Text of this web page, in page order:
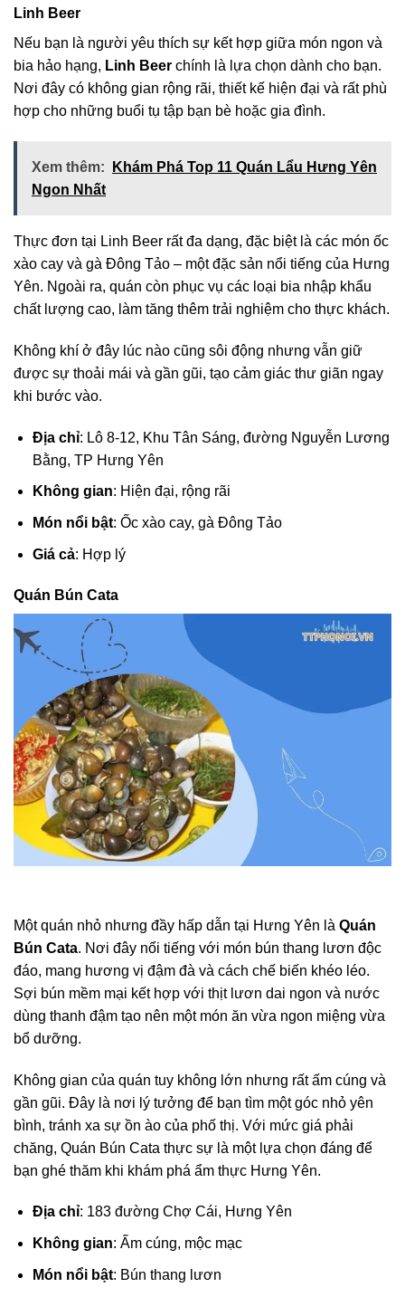
Linh Beer
Nếu bạn là người yêu thích sự kết hợp giữa món ngon và
bia hảo hạng, Linh Beer chính là lựa chọn dành cho bạn.
Nơi đây có không gian rộng rãi, thiết kế hiện đại và rất phù
hợp cho những buổi tụ tập bạn bè hoặc gia đình.
Xem thêm:
Khám Phá Top 11 Quán Lẩu Hưng Yên
Ngon Nhất
Thực đơn tại Linh Beer rất đa dạng, đặc biệt là các món ốc
xào cay và gà Đông Tảo – một đặc sản nổi tiếng của Hưng
Yên. Ngoài ra, quán còn phục vụ các loại bia nhập khẩu
chất lượng cao, làm tăng thêm trải nghiệm cho thực khách.
Không khí ở đây lúc nào cũng sôi động nhưng vẫn giữ
được sự thoải mái và gần gũi, tạo cảm giác thư giãn ngay
khi bước vào.
Địa chỉ: Lô 8-12, Khu Tân Sáng, đường Nguyễn Lương
Bằng, TP Hưng Yên
Không gian: Hiện đại, rộng rãi
Món nổi bật: Ốc xào cay, gà Đông Tảo
Giá cả: Hợp lý
Quán Bún Cata
Một quán nhỏ nhưng đầy hấp dẫn tại Hưng Yên là Quán
Bún Cata. Nơi đây nổi tiếng với món bún thang lươn độc
đáo, mang hương vị đậm đà và cách chế biến khéo léo.
Sợi bún mềm mại kết hợp với thịt lươn dai ngon và nước
dùng thanh đậm tạo nên một món ăn vừa ngon miệng vừa
bổ dưỡng.
Không gian của quán tuy không lớn nhưng rất ấm cúng và
gần gũi. Đây là nơi lý tưởng để bạn tìm một góc nhỏ yên
bình, tránh xa sự ồn ào của phố thị. Với mức giá phải
chăng, Quán Bún Cata thực sự là một lựa chọn đáng để
bạn ghé thăm khi khám phá ẩm thực Hưng Yên.
Địa chỉ: 183 đường Chợ Cái, Hưng Yên
Không gian: Ấm cúng, mộc mạc
Món nổi bật: Bún thang lươn